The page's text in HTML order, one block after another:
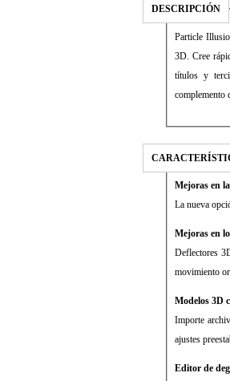
DESCRIPCIÓN
Particle
3D. Cree
títulos y
complemento
Mejoras en
La nueva
Mejoras en
Deflectores
movimiento
Modelos 3D
Importe
ajustes
Editor de